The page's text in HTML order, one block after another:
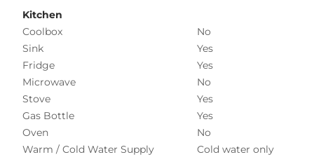
Kitchen
Coolbox
No
Sink
Yes
Fridge
Yes
Microwave
No
Stove
Yes
Gas Bottle
Yes
Oven
No
Warm / Cold Water Supply
Cold water only